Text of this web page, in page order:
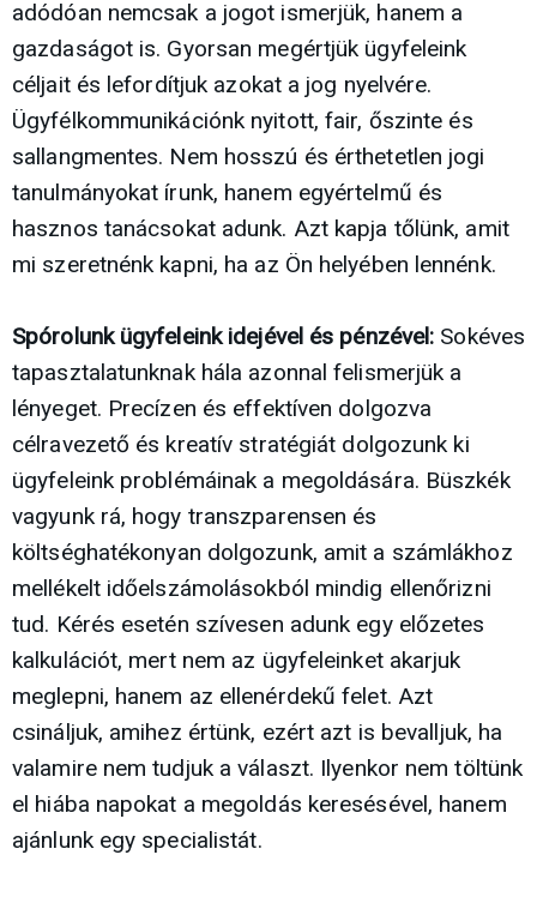
adódóan nemcsak a jogot ismerjük, hanem a
gazdaságot is. Gyorsan megértjük ügyfeleink
céljait és lefordítjuk azokat a jog nyelvére.
Ügyfélkommunikációnk nyitott, fair, őszinte és
sallangmentes. Nem hosszú és érthetetlen jogi
tanulmányokat írunk, hanem egyértelmű és
hasznos tanácsokat adunk. Azt kapja tőlünk, amit
mi szeretnénk kapni, ha az Ön helyében lennénk.
Spórolunk ügyfeleink idejével és pénzével: Sokéves
tapasztalatunknak hála azonnal felismerjük a
lényeget. Precízen és effektíven dolgozva
célravezető és kreatív stratégiát dolgozunk ki
ügyfeleink problémáinak a megoldására. Büszkék
vagyunk rá, hogy transzparensen és
költséghatékonyan dolgozunk, amit a számlákhoz
mellékelt időelszámolásokból mindig ellenőrizni
tud. Kérés esetén szívesen adunk egy előzetes
kalkulációt, mert nem az ügyfeleinket akarjuk
meglepni, hanem az ellenérdekű felet. Azt
csináljuk, amihez értünk, ezért azt is bevalljuk, ha
valamire nem tudjuk a választ. Ilyenkor nem töltünk
el hiába napokat a megoldás keresésével, hanem
ajánlunk egy specialistát.